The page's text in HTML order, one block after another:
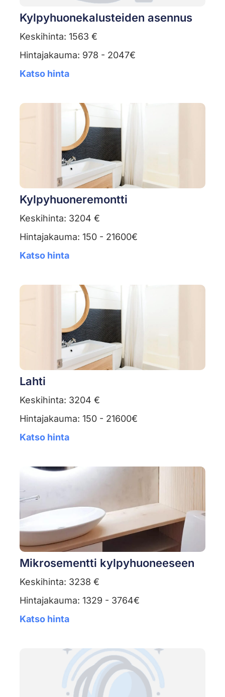
Kylpyhuonekalusteiden asennus
Keskihinta: 1563 €
Hintajakauma: 978 - 2047€
Katso hinta
Kylpyhuoneremontti
Keskihinta: 3204 €
Hintajakauma: 150 - 21600€
Katso hinta
Lahti
Keskihinta: 3204 €
Hintajakauma: 150 - 21600€
Katso hinta
Mikrosementti kylpyhuoneeseen
Keskihinta: 3238 €
Hintajakauma: 1329 - 3764€
Katso hinta